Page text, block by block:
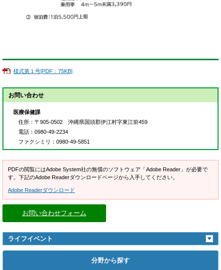
様式第１号[PDF：75KB]
お問い合わせ
医療保健課
住所 ：〒905-0502 沖縄県国頭郡伊江村字東江前459
電話 ：0980-49-2234
ファクシミリ
：0980-49-5851
PDFの閲覧にはAdobe System社の無償のソフトウェア「Adobe Reader」が必要で
す。下記のAdobe Readerダウンロードページから入手してください。
Adobe Readerダウンロード
お問い合わせフォーム
ライフイベント
分野から探す